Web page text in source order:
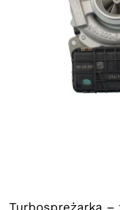
Turbosprężarka –